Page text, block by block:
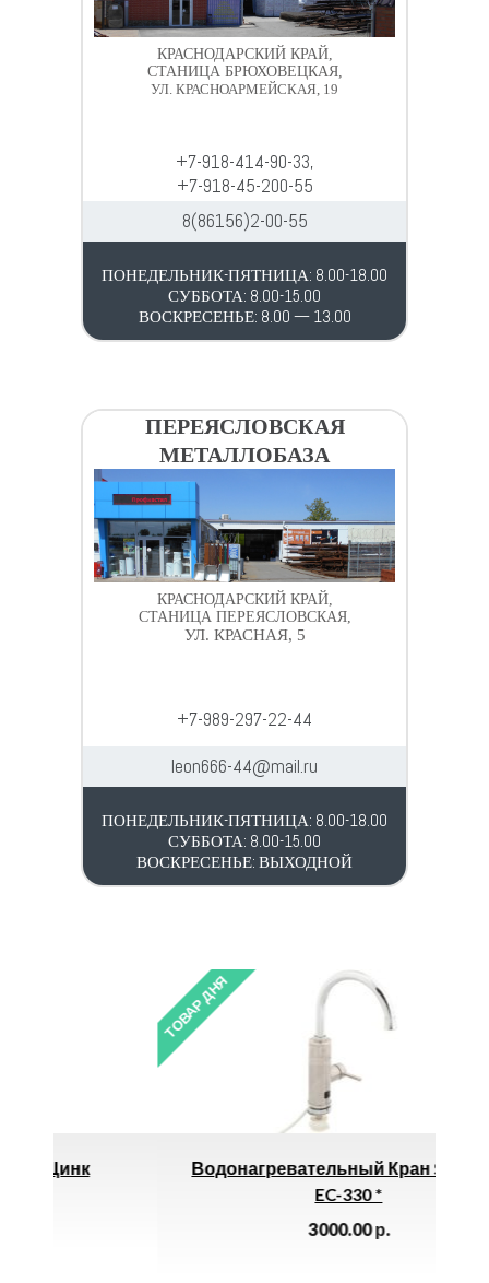
КРАСНОДАРСКИЙ КРАЙ,
СТАНИЦА БРЮХОВЕЦКАЯ,
УЛ. КРАСНОАРМЕЙСКАЯ, 19
+7-918-414-90-33,
+7-918-45-200-55
8(86156)2-00-55
ПОНЕДЕЛЬНИК-ПЯТНИЦА: 8.00-18.00
СУББОТА: 8.00-15.00
ВОСКРЕСЕНЬЕ: 8.00 — 13.00
ПЕРЕЯСЛОВСКАЯ
МЕТАЛЛОБАЗА
КРАСНОДАРСКИЙ КРАЙ,
СТАНИЦА ПЕРЕЯСЛОВСКАЯ,
УЛ. КРАСНАЯ, 5
+7-989-297-22-44
leon666-44@mail.ru
ПОНЕДЕЛЬНИК-ПЯТНИЦА: 8.00-18.00
СУББОТА: 8.00-15.00
ВОСКРЕСЕНЬЕ: ВЫХОДНОЙ
Водонагревательный Кран SOLONE
р.